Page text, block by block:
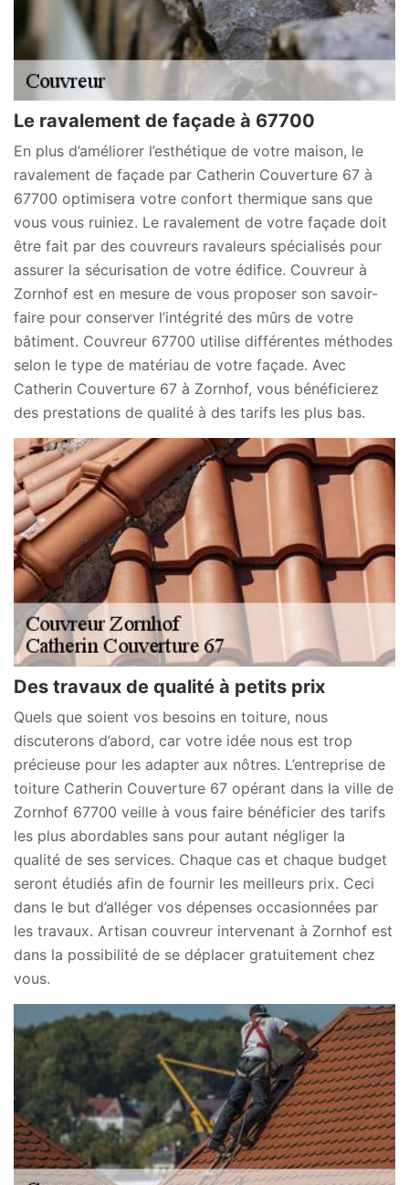
Le ravalement de façade à 67700
En plus d’améliorer l’esthétique de votre maison, le
ravalement de façade par Catherin Couverture 67 à
67700 optimisera votre confort thermique sans que
vous vous ruiniez. Le ravalement de votre façade doit
être fait par des couvreurs ravaleurs spécialisés pour
assurer la sécurisation de votre édifice. Couvreur à
Zornhof est en mesure de vous proposer son savoir-
faire pour conserver l’intégrité des mûrs de votre
bâtiment. Couvreur 67700 utilise différentes méthodes
selon le type de matériau de votre façade. Avec
Catherin Couverture 67 à Zornhof, vous bénéficierez
des prestations de qualité à des tarifs les plus bas.
Des travaux de qualité à petits prix
Quels que soient vos besoins en toiture, nous
discuterons d’abord, car votre idée nous est trop
précieuse pour les adapter aux nôtres. L’entreprise de
toiture Catherin Couverture 67 opérant dans la ville de
Zornhof 67700 veille à vous faire bénéficier des tarifs
les plus abordables sans pour autant négliger la
qualité de ses services. Chaque cas et chaque budget
seront étudiés afin de fournir les meilleurs prix. Ceci
dans le but d’alléger vos dépenses occasionnées par
les travaux. Artisan couvreur intervenant à Zornhof est
dans la possibilité de se déplacer gratuitement chez
vous.